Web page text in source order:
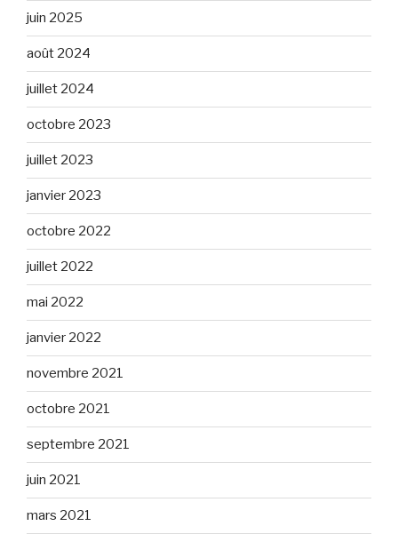
juin 2025
août 2024
juillet 2024
octobre 2023
juillet 2023
janvier 2023
octobre 2022
juillet 2022
mai 2022
janvier 2022
novembre 2021
octobre 2021
septembre 2021
juin 2021
mars 2021